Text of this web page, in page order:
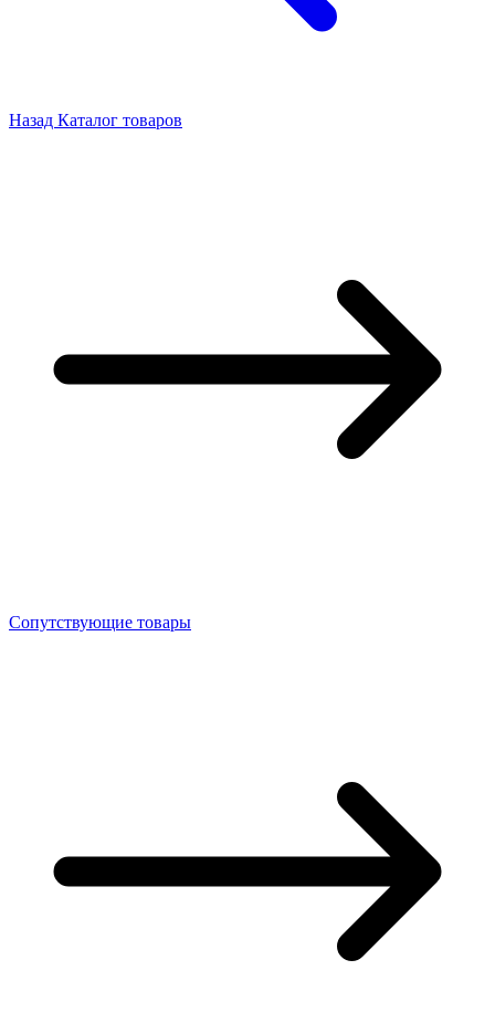
Назад Каталог товаров
Сопутствующие товары